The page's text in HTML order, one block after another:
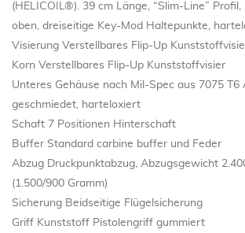
(HELICOIL®). 39 cm Länge, “Slim-Line”
oben, dreiseitige Key-Mod Haltepunkte,
Visierung Verstellbares Flip-Up
Korn Verstellbares Flip-Up Kunststoffvisier
Unteres Gehäuse nach Mil-Spec aus 7075 T6
geschmiedet, harteloxiert
Schaft 7 Positionen Hinterschaft
Buffer Standard carbine buffer und Feder
Abzug Druckpunktabzug, Abzugsgewicht
(1.500/900 Gramm)
Sicherung Beidseitige Flügelsicherung
Griff Kunststoff Pistolengriff gummiert